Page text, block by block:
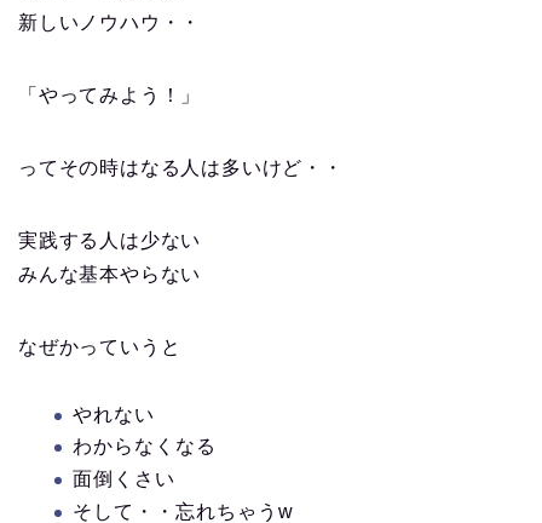
新しいノウハウ・・
「やってみよう！」
ってその時はなる人は多いけど・・
実践する人は少ない
みんな基本やらない
なぜかっていうと
やれない
わからなくなる
面倒くさい
そして・・忘れちゃうw